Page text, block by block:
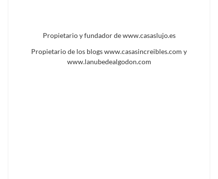
Propietario y fundador de www.casaslujo.es
Propietario de los blogs www.casasincreibles.com y
www.lanubedealgodon.com